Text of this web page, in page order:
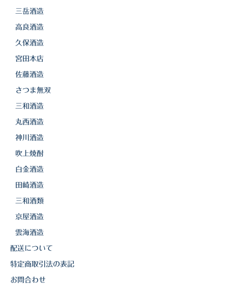
三岳酒造
高良酒造
久保酒造
宮田本店
佐藤酒造
さつま無双
三和酒造
丸西酒造
神川酒造
吹上焼酎
白金酒造
田崎酒造
三和酒類
京屋酒造
雲海酒造
配送について
特定商取引法の表記
お問合わせ